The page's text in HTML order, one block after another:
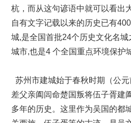
杭，而从这句谚语中就可以看出
自有文字记载以来的历史已有
城,是全国首批24个历史文化名
城市,也是4 个全国重点环境保护
苏州市建城始于春秋时期（公
差父亲阖闾命楚国叛将伍子胥建
多年的历史。这里作为吴国的都